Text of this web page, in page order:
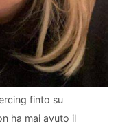
finto su
ha mai avuto il